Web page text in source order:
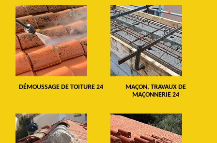
DÉMOUSSAGE DE TOITURE 24
MAÇON, TRAVAUX DE
MAÇONNERIE 24